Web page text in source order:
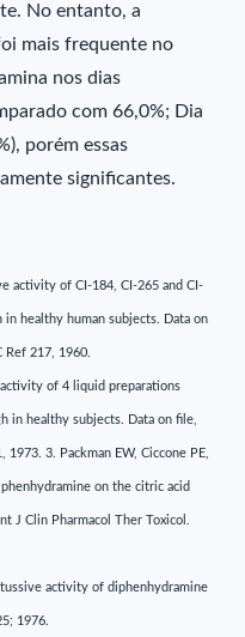
No entanto, a
mais frequente no
nos dias
com 66,0%; Dia
porém essas
significantes.
activity of CI-184, CI-265 and CI-
healthy human subjects. Data on
Ref 217, 1960.
of 4 liquid preparations
in healthy subjects. Data on file,
3. Packman EW, Ciccone PE,
on the citric acid
J Clin Pharmacol Ther Toxicol.
activity of diphenhydramine
1976.